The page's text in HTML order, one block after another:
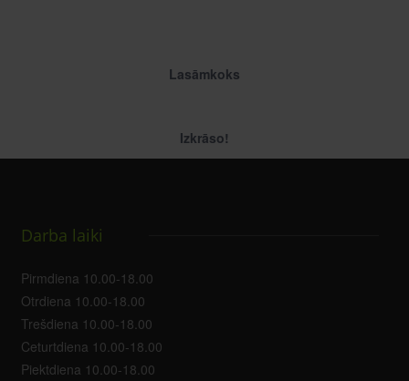
Lasāmkoks
Izkrāso!
Darba laiki
Pirmdiena 10.00-18.00
Otrdiena 10.00-18.00
Trešdiena 10.00-18.00
Ceturtdiena 10.00-18.00
Piektdiena 10.00-18.00